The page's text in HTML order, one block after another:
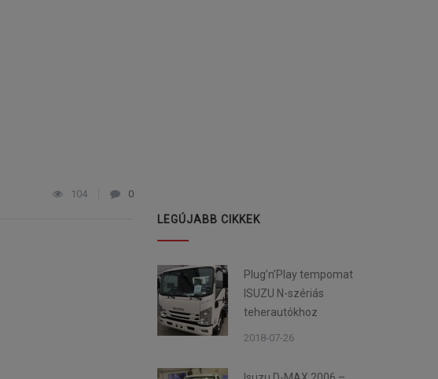
104 0
LEGÚJABB CIKKEK
Plug’n’Play tempomat
ISUZU N-szériás
teherautókhoz
2018-07-26